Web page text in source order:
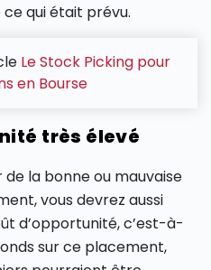
qui était prévu.
Le Stock Picking pour
en Bourse
très élevé
la bonne ou mauvaise
vous devrez aussi
d’opportunité, c’est-à-
sur ce placement,